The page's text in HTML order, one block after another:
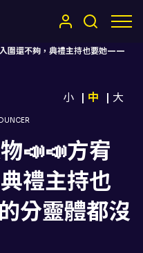
圍還不夠，典禮主持也要她——
小 中 大
📣📣方宥
禮主持也
分靈體都沒